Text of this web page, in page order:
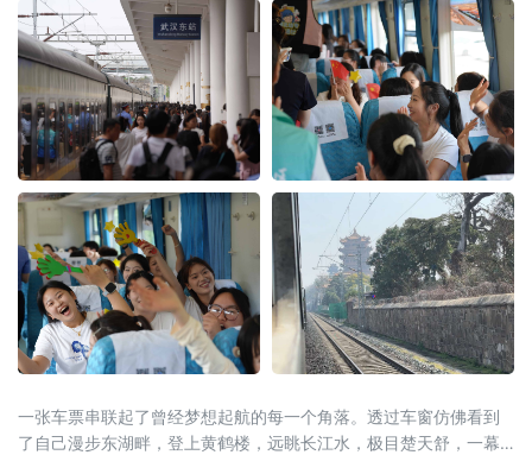
誓为建设平等自由幸福的大家庭而奋斗”的铮铮
誓言。它是云南各民族手足相亲、守望相助的
历史见证，更是全省深耕文化遗产保护、活化
文脉资源、铸牢中华
一张车票串联起了曾经梦想起航的每一个角落。透过车窗仿佛看到
了自己漫步东湖畔，登上黄鹤楼，远眺长江水，极目楚天舒，一幕